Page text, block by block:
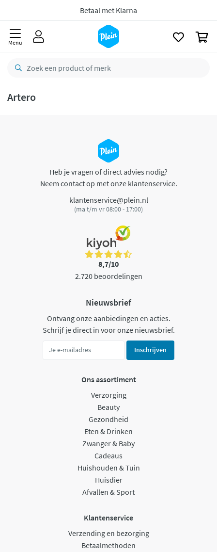
Betaal met Klarna
Menu
Artero
Heb je vragen of direct advies nodig?
Neem contact op met onze klantenservice.
klantenservice@plein.nl
(ma t/m vr 08:00 - 17:00)
8,7/10
2.720 beoordelingen
Nieuwsbrief
Ontvang onze aanbiedingen en acties.
Schrijf je direct in voor onze nieuwsbrief.
Inschrijven
Ons assortiment
Verzorging
Beauty
Gezondheid
Eten & Drinken
Zwanger & Baby
Cadeaus
Huishouden & Tuin
Huisdier
Afvallen & Sport
Klantenservice
Verzending en bezorging
Betaalmethoden